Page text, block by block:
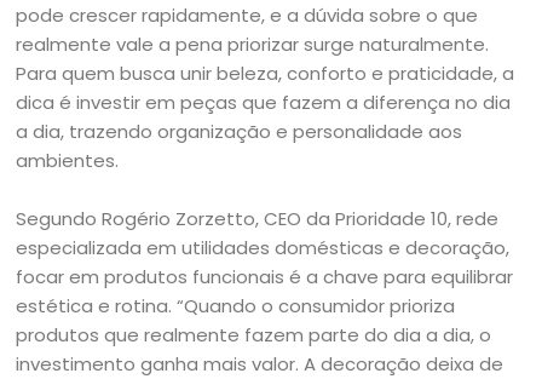
pode crescer rapidamente, e a dúvida sobre o que
realmente vale a pena priorizar surge naturalmente.
Para quem busca unir beleza, conforto e praticidade, a
dica é investir em peças que fazem a diferença no dia
a dia, trazendo organização e personalidade aos
ambientes.
Segundo Rogério Zorzetto, CEO da Prioridade 10, rede
especializada em utilidades domésticas e decoração,
focar em produtos funcionais é a chave para equilibrar
estética e rotina. “Quando o consumidor prioriza
produtos que realmente fazem parte do dia a dia, o
investimento ganha mais valor. A decoração deixa de